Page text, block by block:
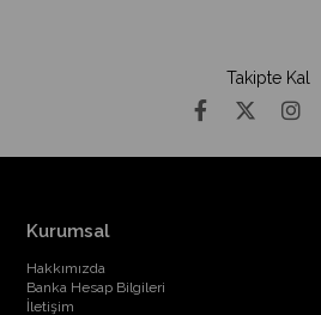
Takipte Kal
Kurumsal
Hakkımızda
Banka Hesap Bilgileri
İletişim